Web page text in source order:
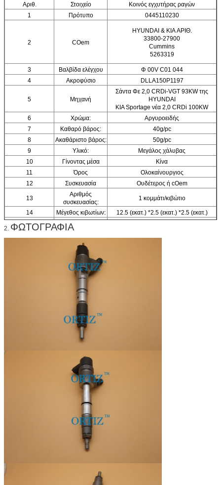
Αριθ. Στοιχείο
Κοινός εγχυτήρας ραγών
1
Πρότυπο 0445110230
2 COem
HYUNDAI & KIA ΑΡΙΘ.
33800-27900
Cummins
5263319
3 Βαλβίδα ελέγχου
Φ 00V C01 044
4
Ακροφύσιο DLLA150P1197
5 Μηχανή
Σάντα Φε 2,0 CRDi-VGT 93KW της
HYUNDAI
KIA Sportage νέα 2,0 CRDi 100KW
6
Χρώμα:
Αργυροειδής
7
Καθαρό βάρος:
40g/pc
8
Ακαθάριστο βάρος:
50g/pc
9
Υλικό:
Μεγάλος χάλυβας
10
Γίνοντας μέσα
Κίνα
11
Όρος
Ολοκαίνουργιος
12
Συσκευασία Ουδέτερος ή cOem
13
Αριθμός
συσκευασίας:
1 κομμάτι/κιβώτιο
14 Μέγεθος κιβωτίων:
12.5 (εκατ.) *2.5 (εκατ.) *2.5 (εκατ.)
15
Εξουσιοδότηση:
2. ΦΩΤΟΓΡΑΦΙΑ